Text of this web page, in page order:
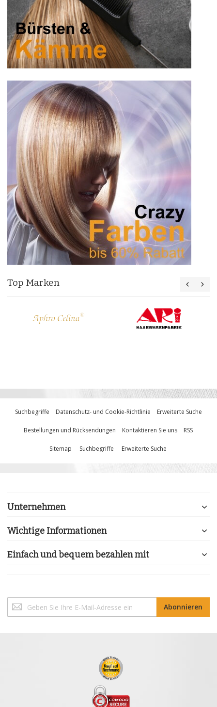
Top Marken
Suchbegriffe Datenschutz- und Cookie-Richtlinie Erweiterte Suche
Bestellungen und Rücksendungen Kontaktieren Sie uns RSS
Sitemap Suchbegriffe Erweiterte Suche
Unternehmen
Wichtige Informationen
Einfach und bequem bezahlen mit
Sie
sich
Abonnieren